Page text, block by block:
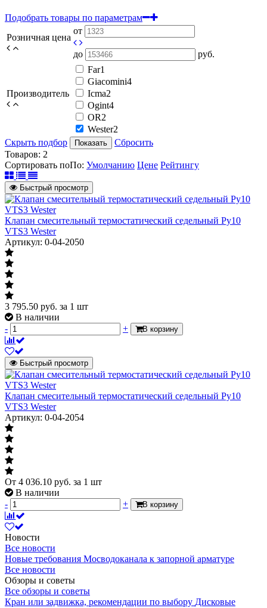
Подобрать товары по параметрам
Розничная цена
от
до руб.
Производитель
Far1
Giacomini4
Icma2
Ogint4
OR2
Wester2
Скрыть подбор
Показать
Сбросить
Товаров: 2
Сортировать поПо: Умолчанию Цене Рейтингу
Быстрый просмотр
Клапан смесительный термостатический седельный Ру10
VTS3 Wester
Артикул: 0-04-2050
3 795.50 руб. за 1 шт
В наличии
-
+ В корзину
Быстрый просмотр
Клапан смесительный термостатический седельный Ру10
VTS3 Wester
Артикул: 0-04-2054
От 4 036.10 руб. за 1 шт
В наличии
-
+ В корзину
Новости
Все новости
Новые требования Мосводоканала к запорной арматуре
Все новости
Обзоры и советы
Все обзоры и советы
Кран или задвижка, рекомендации по выбору Дисковые